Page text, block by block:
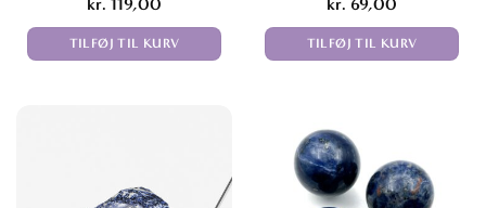
kr. 119,00
TILFØJ TIL KURV
kr. 69,00
TILFØJ TIL KURV